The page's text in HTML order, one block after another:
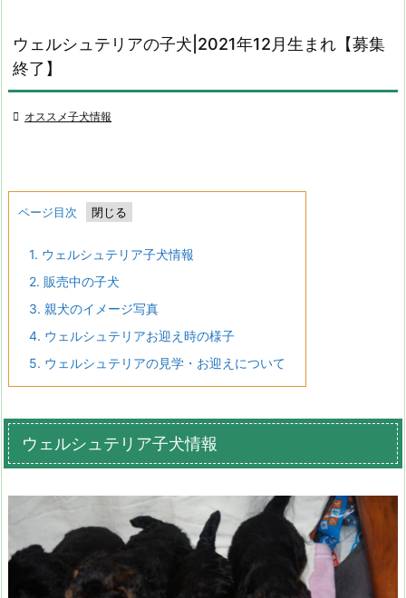
ウェルシュテリアの子犬|2021年12月生まれ【募集
終了】
 オススメ子犬情報
ページ目次
1. ウェルシュテリア子犬情報
2. 販売中の子犬
3. 親犬のイメージ写真
4. ウェルシュテリアお迎え時の様子
5. ウェルシュテリアの見学・お迎えについて
ウェルシュテリア子犬情報